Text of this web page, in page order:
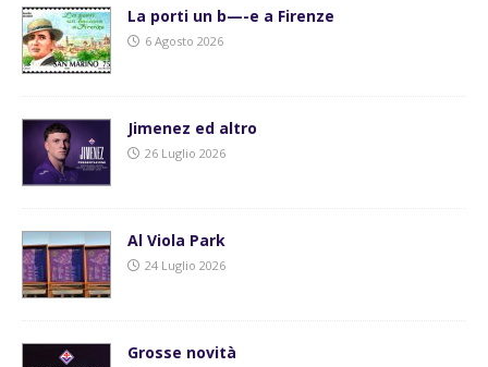
La porti un b—-e a Firenze
6 Agosto 2026
Jimenez ed altro
26 Luglio 2026
Al Viola Park
24 Luglio 2026
Grosse novità